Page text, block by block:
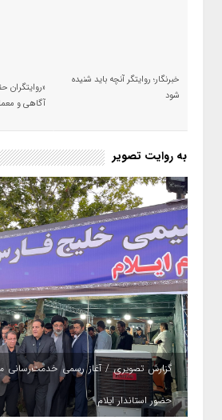
خبرنگار؛ روایتگر آنچه باید شنیده
شود
«روایتگران
آگاهی و
به روایت تصویر
گزارش تصویری / آغاز رسمی خدمت‌رسانی
حضور استاندار ایلام